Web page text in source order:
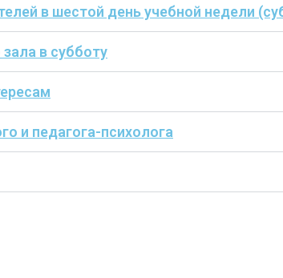
в шестой день учебной недели
в субботу
и педагога-психолога